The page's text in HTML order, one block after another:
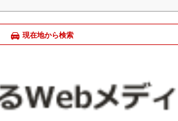
現在地から検索